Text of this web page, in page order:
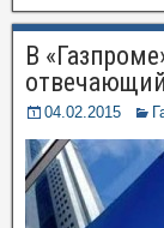
В
04.02.2015